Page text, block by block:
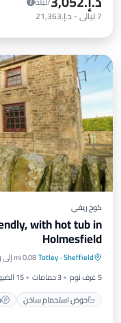
7ليالي- د.إ.‏21,363
كوخ ريفي
with hot tub in
Holmesfield
Sheffield
·
Totley0.08 mi إلى وسط المدينة
5 غرف نوم
3 حمامات 15 الضيوف
حوض استحمام ساخن
حوض استحمام
شرفة / تراس